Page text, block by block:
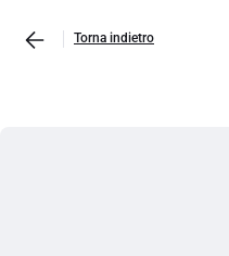
Torna indietro